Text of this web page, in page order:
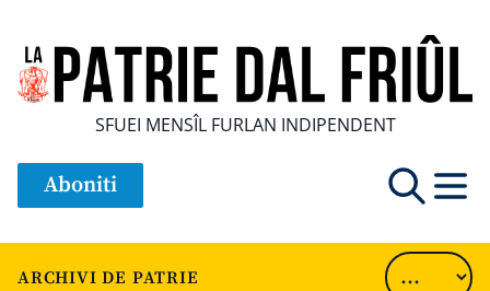
SFUEI MENSÎL FURLAN INDIPENDENT
Aboniti
ARCHIVI DE PATRIE